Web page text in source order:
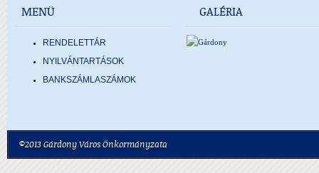
MENÜ
RENDELETTÁR
NYILVÁNTARTÁSOK
BANKSZÁMLASZÁMOK
GALÉRIA
©2013 Gárdony Város Önkormányzata